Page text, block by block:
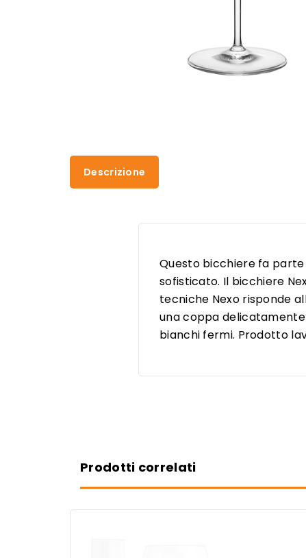
Descrizione
Questo bicchiere fa
sofisticato. Il bicchiere
tecniche Nexo risponde
una coppa
bianchi fermi. Prodotto
Prodotti correlati